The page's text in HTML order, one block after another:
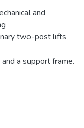
and
two-post lifts
a support frame.